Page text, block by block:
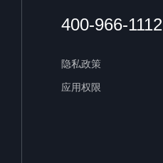
400-966-1112
隐私政策
应用权限